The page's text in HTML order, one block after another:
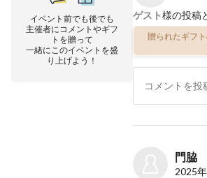
イベント前でも後でも
主催者にコメントやギフ
トを贈って
一緒にこのイベントを盛
り上げよう！
ゲスト様の投稿
贈られたギフ
門脇
2025